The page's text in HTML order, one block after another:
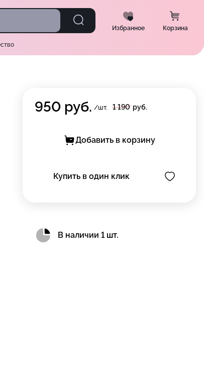
Избранное Корзина
950 руб. /шт. 1 190 руб.
Добавить в корзину
Купить в один клик
В наличии 1 шт.